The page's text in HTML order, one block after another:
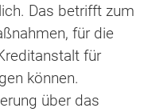
Das betrifft zum
für die
für
können.
über das